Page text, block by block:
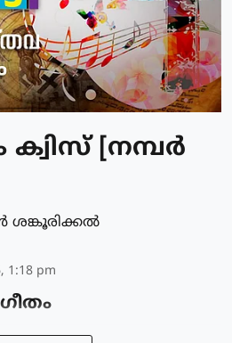
ക്വിസ് [നമ്പര്‍
ശങ്കൂരിക്കല്‍
1:18 pm